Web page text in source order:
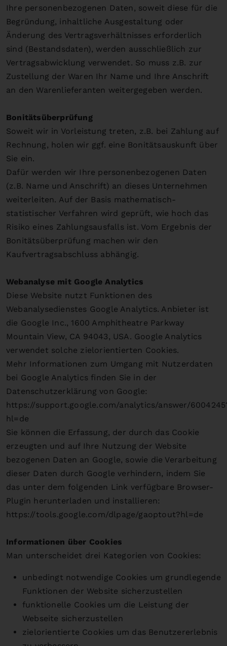
Ihre personenbezogenen Daten, soweit diese für die
Begründung, inhaltliche Ausgestaltung oder
Änderung des Vertragsverhältnisses erforderlich
sind (Bestandsdaten), werden ausschließlich zur
Vertragsabwicklung verwendet. So muss z.B. zur
Zustellung der Waren Ihr Name und Ihre Anschrift
an den Warenlieferanten weitergegeben werden.
Bonitätsüberprüfung
Soweit wir in Vorleistung treten, z.B. bei Zahlung auf
Rechnung, holen wir ggf. eine Bonitätsauskunft über
Sie ein.
Dafür werden wir Ihre personenbezogenen Daten
(z.B. Name und Anschrift) an dieses Unternehmen
weiterleiten. Auf der Basis mathematisch-
statistischer Verfahren wird geprüft, wie hoch das
Risiko eines Zahlungsausfalls ist. Vom Ergebnis der
Bonitätsüberprüfung machen wir den
Kaufvertragsabschluss abhängig.
Webanalyse mit Google Analytics
Diese Website nutzt Funktionen des
Webanalysedienstes Google Analytics. Anbieter ist
die Google Inc., 1600 Amphitheatre Parkway
Mountain View, CA 94043, USA. Google Analytics
verwendet solche zielorientierten Cookies.
Mehr Informationen zum Umgang mit Nutzerdaten
bei Google Analytics finden Sie in der
Datenschutzerklärung von Google:
https://support.google.com/analytics/answer/
hl=de
Sie können die Erfassung, der durch das Cookie
erzeugten und auf Ihre Nutzung der Website
bezogenen Daten an Google, sowie die Verarbeitung
dieser Daten durch Google verhindern, indem Sie
das unter dem folgenden Link verfügbare Browser-
Plugin herunterladen und installieren:
https://tools.google.com/dlpage/gaoptout?hl=de
Informationen über Cookies
Man unterscheidet drei Kategorien von Cookies:
unbedingt notwendige Cookies um grundlegende
Funktionen der Website sicherzustellen
funktionelle Cookies um die Leistung der
Webseite sicherzustellen
zielorientierte Cookies um das Benutzererlebnis